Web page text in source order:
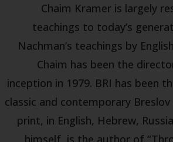
Chaim Kramer is largely
teachings to today’s
Nachman’s teachings by
Chaim has been the
inception in 1979. BRI has been
classic and contemporary
print, in English, Hebrew,
himself, is the author of